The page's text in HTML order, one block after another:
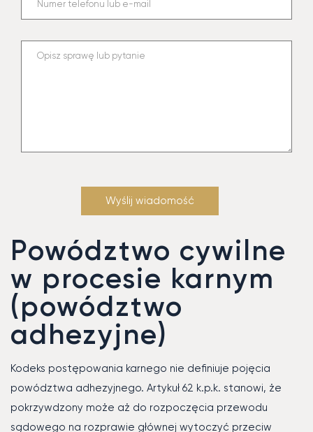
Powództwo cywilne
w procesie karnym
(powództwo
adhezyjne)
Kodeks postępowania karnego nie definiuje pojęcia
powództwa adhezyjnego. Artykuł 62 k.p.k. stanowi, że
pokrzywdzony może aż do rozpoczęcia przewodu
sądowego na rozprawie głównej wytoczyć przeciw